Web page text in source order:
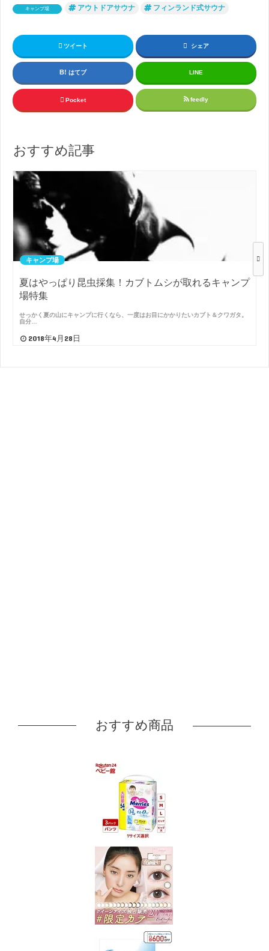
キャンプ場 アウトドアサウナ フィンランド式サウナ
ツイート シェア
はてブ LINE
Pocket feedly
おすすめ記事
キャンプ場
夏はやっぱり昆虫採集！カブトムシが取れるキャンプ
場特集
せっかく夏の山にキャンプに行くなら、一度はお目にかかりたいカブト＆クワガタ。
自分…
2018年4月28日
おすすめ商品